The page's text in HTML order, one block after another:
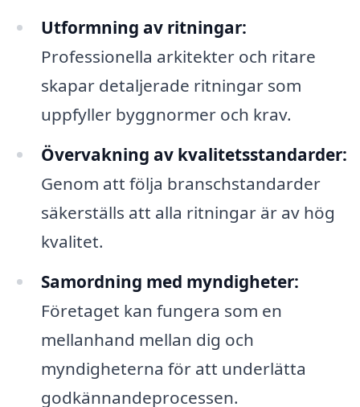
Utformning av ritningar:
Professionella arkitekter och ritare
skapar detaljerade ritningar som
uppfyller byggnormer och krav.
Övervakning av kvalitetsstandarder:
Genom att följa branschstandarder
säkerställs att alla ritningar är av hög
kvalitet.
Samordning med myndigheter:
Företaget kan fungera som en
mellanhand mellan dig och
myndigheterna för att underlätta
godkännandeprocessen.